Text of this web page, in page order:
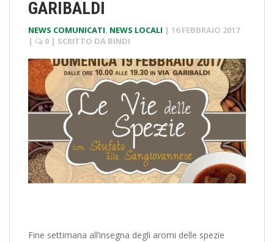
GARIBALDI
NEWS COMUNICATI, NEWS LOCALI | 16 FEBBRAIO 2017
|
0 | SCRITTO DA BINDI
Fine settimana all’insegna degli aromi delle spezie